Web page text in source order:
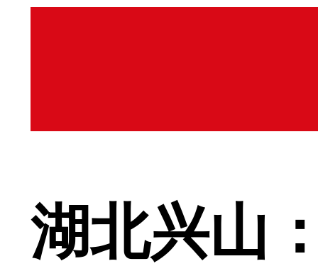
湖北兴山